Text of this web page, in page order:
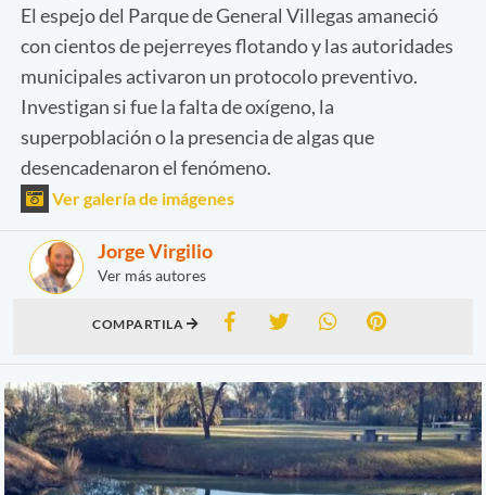
El espejo del Parque de General Villegas amaneció
con cientos de pejerreyes flotando y las autoridades
municipales activaron un protocolo preventivo.
Investigan si fue la falta de oxígeno, la
superpoblación o la presencia de algas que
desencadenaron el fenómeno.
Ver galería de imágenes
Jorge Virgilio
Ver más autores
COMPARTILA